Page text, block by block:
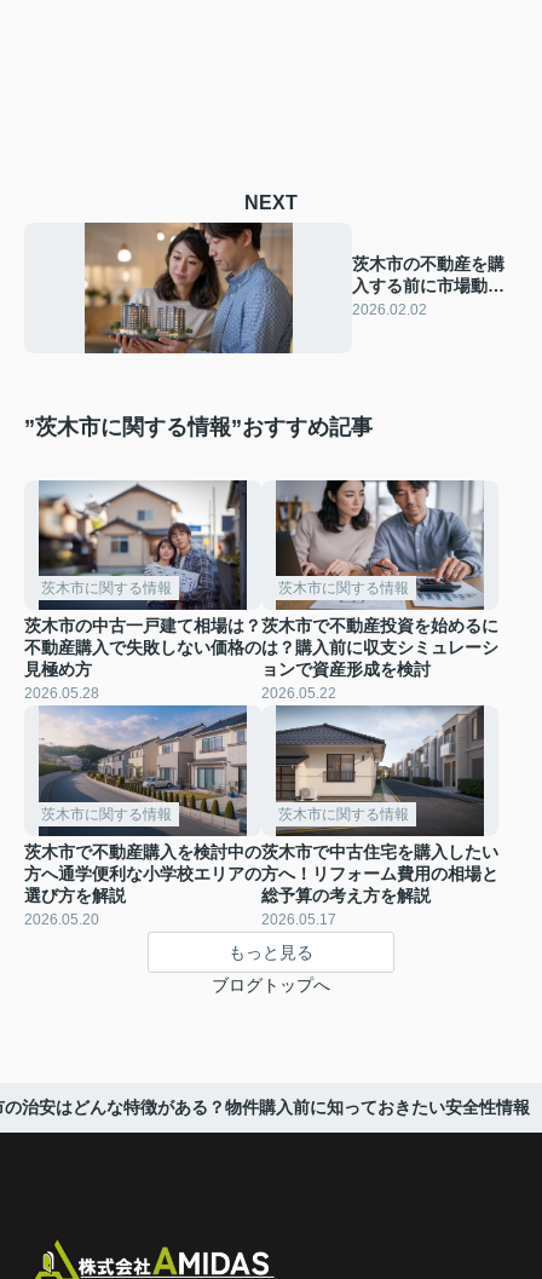
NEXT
茨木市の不動産を購
入する前に市場動向
は必見！将来性や今
2026.02.02
”茨木市に関する情報”おすすめ記事
茨木市に関する情報
茨木市の中古一戸建て相場は？
不動産購入で失敗しない価格の
見極め方
2026.05.28
茨木市に関する情報
茨木市で不動産投資を始めるに
は？購入前に収支シミュレーシ
ョンで資産形成を検討
2026.05.22
茨木市に関する情報
茨木市で不動産購入を検討中の
方へ通学便利な小学校エリアの
選び方を解説
2026.05.20
茨木市に関する情報
茨木市で中古住宅を購入したい
方へ！リフォーム費用の相場と
総予算の考え方を解説
2026.05.17
もっと見る
ブログトップへ
の治安はどんな特徴がある？物件購入前に知っておきたい安全性情報